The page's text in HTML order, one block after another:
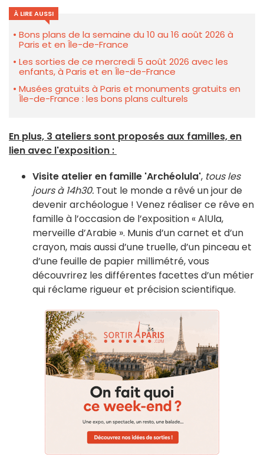
À LIRE AUSSI
Bons plans de la semaine du 10 au 16 août 2026 à
Paris et en Île-de-France
Les sorties de ce mercredi 5 août 2026 avec les
enfants, à Paris et en Île-de-France
Musées gratuits à Paris et monuments gratuits en
Île-de-France : les bons plans culturels
En plus, 3 ateliers sont proposés aux familles, en
lien avec l'exposition :
Visite atelier en famille 'Archéolula', tous les
jours à 14h30. Tout le monde a rêvé un jour de
devenir archéologue ! Venez réaliser ce rêve en
famille à l’occasion de l’exposition « AlUla,
merveille d’Arabie ». Munis d’un carnet et d’un
crayon, mais aussi d’une truelle, d’un pinceau et
d’une feuille de papier millimétré, vous
découvrirez les différentes facettes d’un métier
qui réclame rigueur et précision scientifique.